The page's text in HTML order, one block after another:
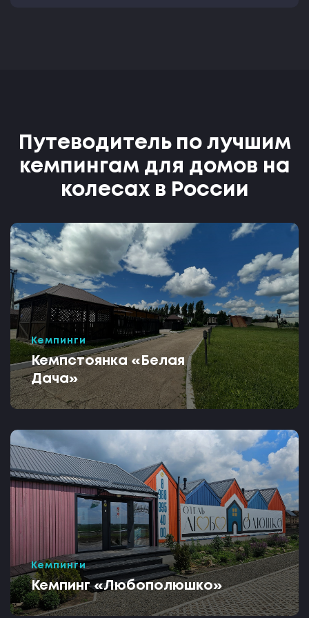
Путеводитель по лучшим
кемпингам для домов на
колесах в России
Кемпинги
Кемпстоянка «Белая
Дача»
Кемпинги
Кемпинг «Любополюшко»